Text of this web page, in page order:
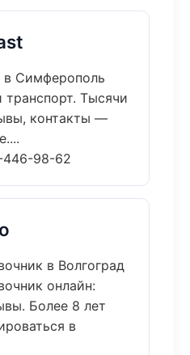
в Симферополь
Тысячи
контакты —
98-62
в Волгоград
онлайн:
Более 8 лет
в